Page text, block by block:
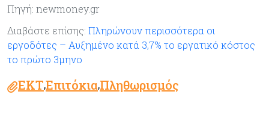
Πηγή: newmoney.gr
Διαβάστε επίσης: Πληρώνουν περισσότερα οι
εργοδότες – Αυξημένο κατά 3,7% το εργατικό κόστος
το πρώτο 3μηνο
ΕΚΤ,Επιτόκια,Πληθωρισμός